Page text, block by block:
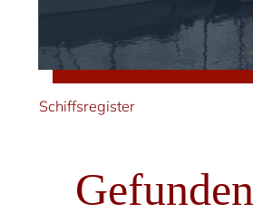
Schiffsregister